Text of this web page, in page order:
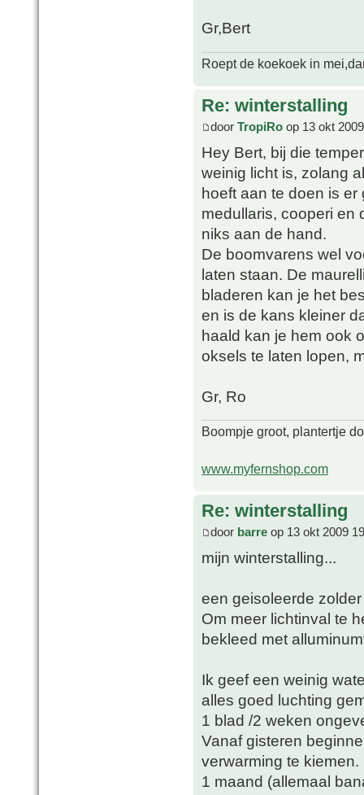
Gr,Bert
Roept de koekoek in
Re: winterstalling
door TropiRo op 13 okt
Hey Bert, bij die
weinig licht is, zolang
hoeft aan te doen is
medullaris, cooperi en
niks aan de hand.
De boomvarens wel
laten staan. De
bladeren kan je het
en is de kans kleiner
haald kan je hem ook
oksels te laten lopen,
Gr, Ro
Boompje groot, plantertje
www.myfernshop.com
Re: winterstalling
door barre op 13 okt 2009
mijn winterstalling...
een geisoleerde
Om meer lichtinval te
bekleed met
Ik geef een weinig
alles goed luchting
1 blad /2 weken
Vanaf gisteren
verwarming te
1 maand (allemaal